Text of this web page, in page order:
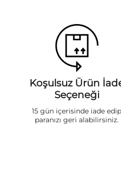
Koşulsuz Ürün
Seçeneği
15 gün içerisinde iade edip
paranızı geri alabilirsiniz.